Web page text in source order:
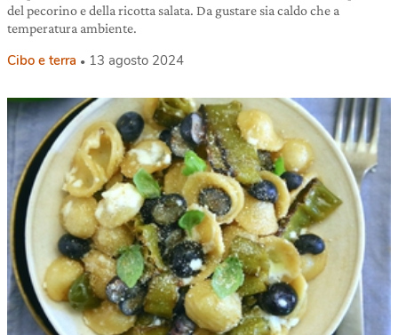
del pecorino e della ricotta salata. Da gustare sia caldo che a
temperatura ambiente.
Cibo e terra 13 agosto 2024